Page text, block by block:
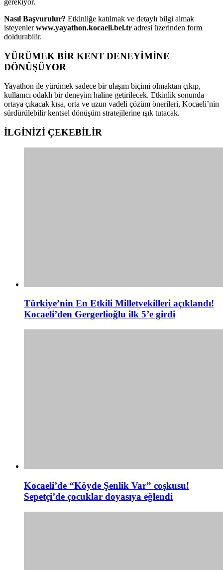
Nasıl Başvurulur? Etkinliğe katılmak ve detaylı bilgi almak
isteyenlerwww.yayathon.kocaeli.bel.tr adresi üzerinden form
doldurabilir.
YÜRÜMEK BİR KENT DENEYİMİNE
DÖNÜŞÜYOR
Yayathon ile yürümek sadece bir ulaşım biçimi olmaktan çıkıp,
kullanıcı odaklı bir deneyim haline getirilecek. Etkinlik sonunda
ortaya çıkacak kısa, orta ve uzun vadeli çözüm önerileri, Kocaeli’nin
sürdürülebilir kentsel dönüşüm stratejilerine ışık tutacak.
İLGİNİZİ ÇEKEBİLİR
Türkiye’nin En Etkili Milletvekilleri açıklandı!
Kocaeli’den Gergerlioğlu ilk 5’e girdi
Kocaeli’de “Köyde Şenlik Var” coşkusu!
Sepetçi’de çocuklar doyasıya eğlendi